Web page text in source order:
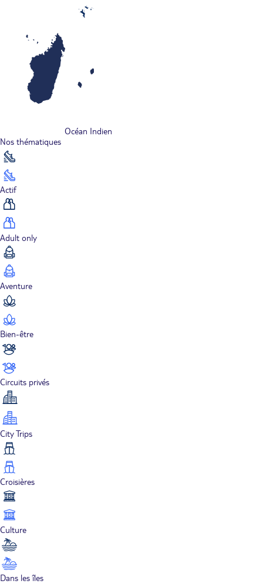
Océan Indien
Nos thématiques
Actif
Adult only
Aventure
Bien-être
Circuits privés
City Trips
Croisières
Culture
Dans les îles